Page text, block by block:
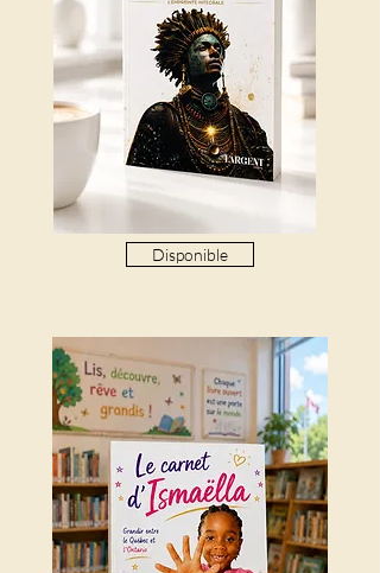
Disponible